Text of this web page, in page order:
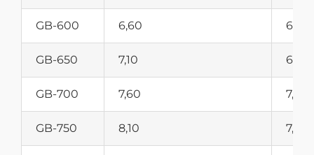
GB-600 6,60 6,10
GB-650 7,10 6,60
GB-700 7,60 7,10
GB-750 8,10 7,60